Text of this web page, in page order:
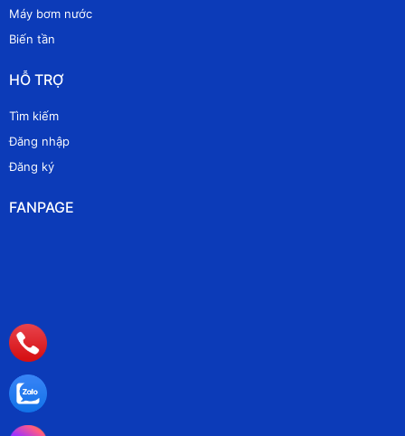
Máy bơm nước
Biến tần
HỖ TRỢ
Tìm kiếm
Đăng nhập
Đăng ký
FANPAGE